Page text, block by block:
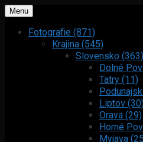
Menu
Fotografie (871)
Krajina (545)
Slovensko (363)
Dolné
Tatry (11)
Liptov (30)
Orava (29)
Horné
Myjava